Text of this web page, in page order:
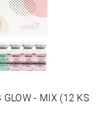
GLOW - MIX (12 KS